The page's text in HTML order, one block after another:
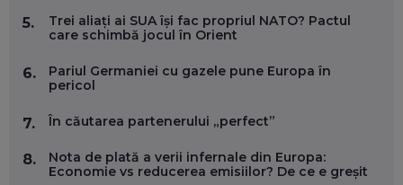
EP. 56
DOINA VÎLCEANU, CONTENTSPEED: VREI SUCCES ONLINE?
ÎNVAȚĂ AEO ȘI GEO!
OLIVIU MATEI, HOLISUN: SOFTWARE DE LA CLUJ PENTRU
WASHINGTON, OCHELARI INTELIGENȚI ȘI FERME
5.
Trei aliați ai SUA își fac propriul NATO? Pactul
care schimbă jocul în Orient
6.
Pariul Germaniei cu gazele pune Europa în
pericol
7. În căutarea partenerului „perfect”
8.
Nota de plată a verii infernale din Europa:
Economie vs reducerea emisiilor? De ce e greșit